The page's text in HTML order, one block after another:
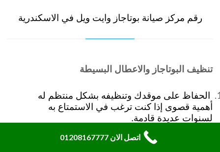
رقم مركز صيانة بوتاجاز وايت ويل في الاسكندرية
تنظيف البوتاجاز والاعطال البسيطة
الحفاظ على موقدك وتنظيفه بشكل منتظم له
أهمية قصوى إذا كنت ترغب في الاستمتاع به
لسنوات عديدة قادمة.
في حين أن تنظيف الأوساخ بفرن البوتاجاز قد يبدو
أمرًا شاقًا . إلا أنه ليس كذلك إذا كنتي تعرفين من
اتصل الان 01208167777